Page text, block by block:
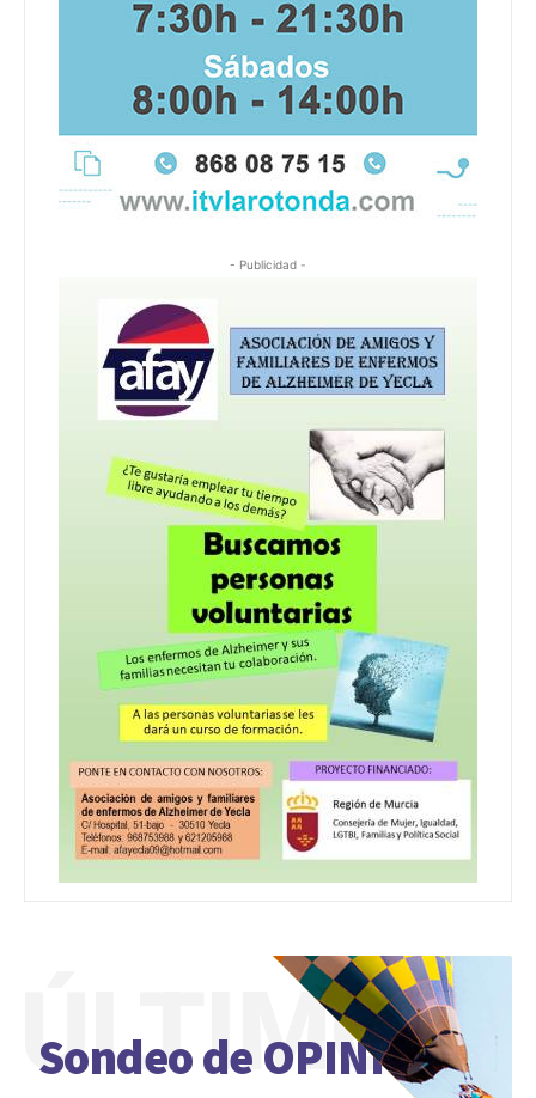
- Publicidad -
Sondeo de OPINIÓN
ÚLTIMO